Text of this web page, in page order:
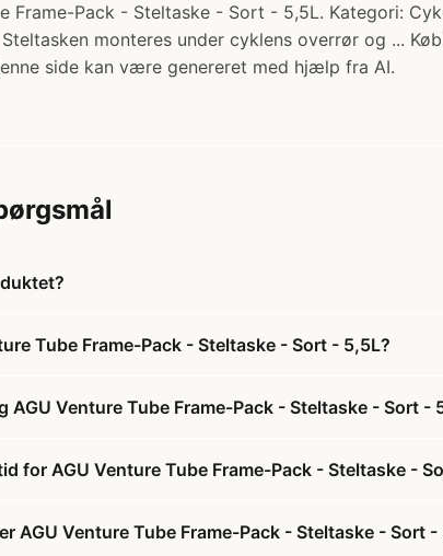
Frame-Pack - Steltaske - Sort - 5,5L. Kategori:
monteres under cyklens overrør og ...
side kan være genereret med hjælp fra AI.
Tube Frame-Pack - Steltaske - Sort - 5,5L?
Venture Tube Frame-Pack - Steltaske - Sort -
for AGU Venture Tube Frame-Pack - Steltaske -
AGU Venture Tube Frame-Pack - Steltaske - Sort -